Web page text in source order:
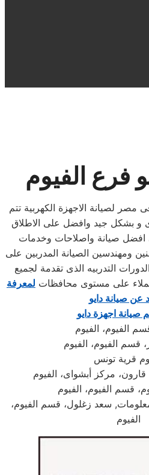
فرع الفيوم
مصر لصيانة الاجهزة الكهربية تتم
و بشكل جيد وافضل على الاطلاق
صيانة واصلاحات وخدمات
ومهندسين الصيانة المدربين على
التدربيه الذى تقدمة لجميع
على مستوى محافظات لمعرفة
عن صيانة دايو
اجهزة دايو
الفيوم، الفيوم
الفيوم، الفيوم
قرية تونس
قارون، مركز أبشواى، الفيوم
قسم الفيوم، الفيوم
سعد زغلول، قسم الفيوم،
الفيوم